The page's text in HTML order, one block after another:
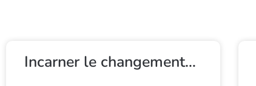
Incarner le changement…